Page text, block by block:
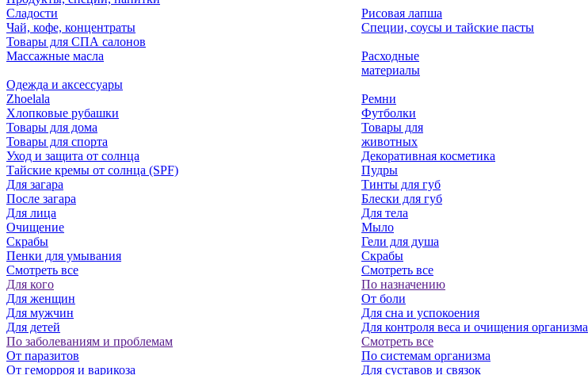
Сладости
Чай, кофе, концентраты
Рисовая лапша
Специи, соусы и тайские пасты
Товары для СПА салонов
Массажные масла
Расходные
материалы
Одежда и аксессуары
Zhoelala
Хлопковые рубашки
Ремни
Футболки
Товары для дома
Товары для спорта
Товары для
животных
Уход и защита от солнца
Тайские кремы от солнца (SPF)
Для загара
После загара
Для лица
Очищение
Скрабы
Пенки для умывания
Смотреть все
Декоративная косметика
Пудры
Тинты для губ
Блески для губ
Для тела
Мыло
Гели для душа
Скрабы
Смотреть все
Для кого
Для женщин
Для мужчин
Для детей
По заболеваниям и проблемам
От паразитов
Oт геморроя и варикоза
По назначению
От боли
Для сна и успокоения
Для контроля веса и очищения организма
Смотреть все
По системам организма
Для суставов и связок